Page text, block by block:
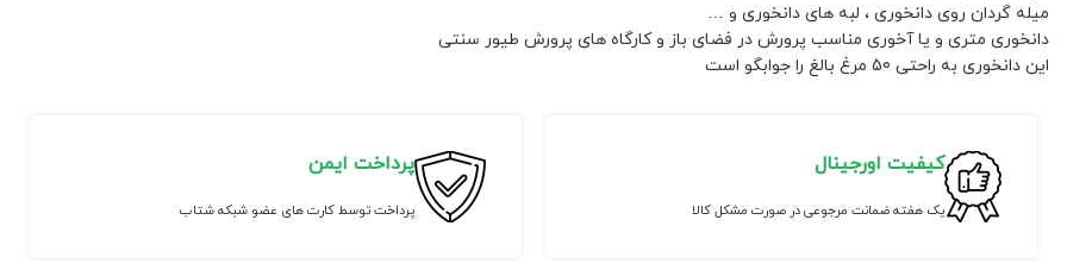
میله گردان روی دانخوری ، لبه های دانخوری و …
دانخوری متری و یا آخوری مناسب پرورش در فضای باز و کارگاه های پرورش طیور سنتی
این دانخوری به راحتی 50 مرغ بالغ را جوابگو است
کیفیت اورجینال
یک هفته ضمانت مرجوعی در صورت مشکل کالا
پرداخت ایمن
پرداخت توسط کارت های عضو شبکه شتاب